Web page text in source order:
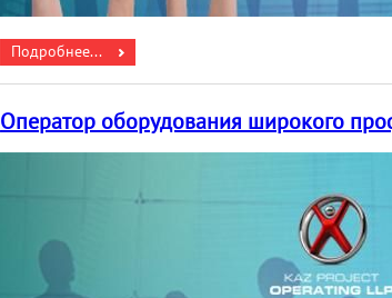
Подробнее...
Оператор оборудования широкого